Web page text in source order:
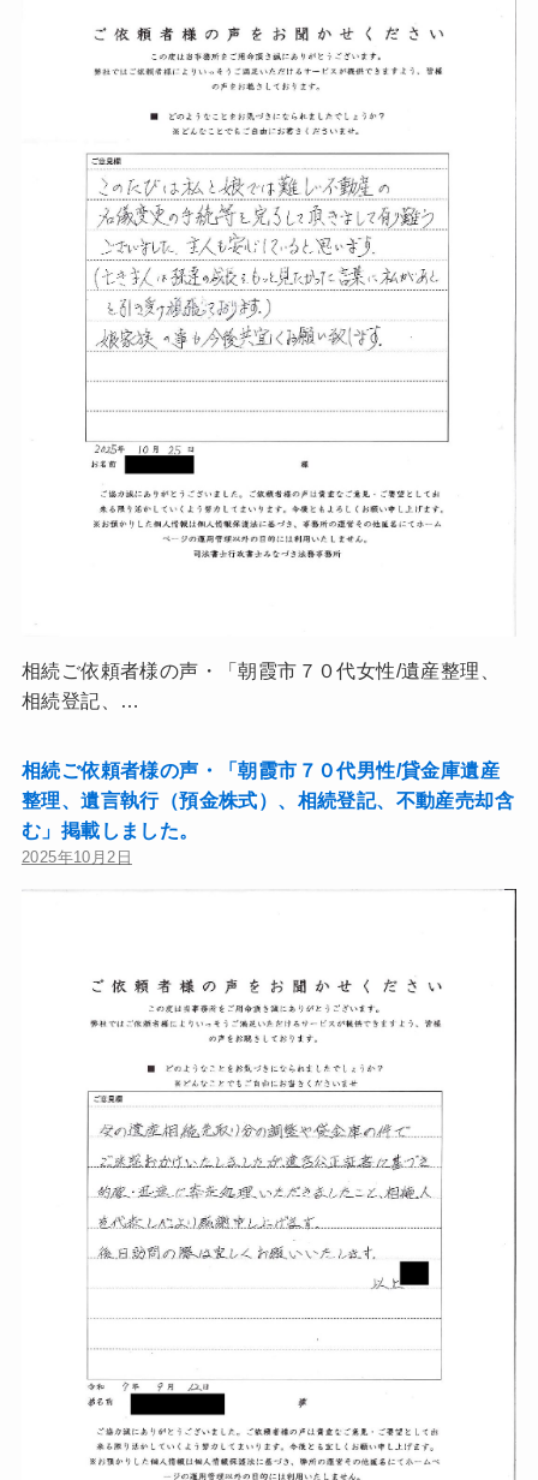
相続ご依頼者様の声・「朝霞市７０代女性/遺産整理、
相続登記、…
相続ご依頼者様の声・「朝霞市７０代男性/貸金庫遺産
整理、遺言執行（預金株式）、相続登記、不動産売却含
む」掲載しました。
2025年10月2日